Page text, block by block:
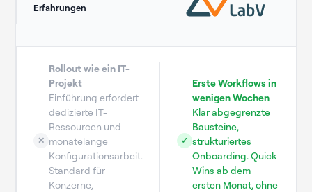
Erfahrungen
✕
Rollout wie ein IT-
Projekt
Einführung erfordert
dedizierte IT-
Ressourcen und
monatelange
Konfigurationsarbeit.
Standard für
Konzerne,
✓
Erste Workflows in
wenigen Wochen
Klar abgegrenzte
Bausteine,
strukturiertes
Onboarding. Quick
Wins ab dem
ersten Monat, ohne